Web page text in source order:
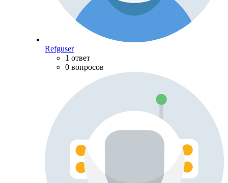
Refguser
1 ответ
0 вопросов